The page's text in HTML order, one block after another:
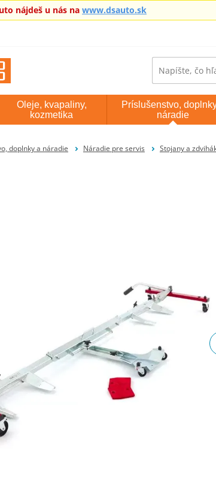
nájdeš u nás na www.dsauto.sk
Oleje, kvapaliny,
kozmetika
Príslušenstvo,
náradie
doplnky a náradie Náradie pre servis Stojany a